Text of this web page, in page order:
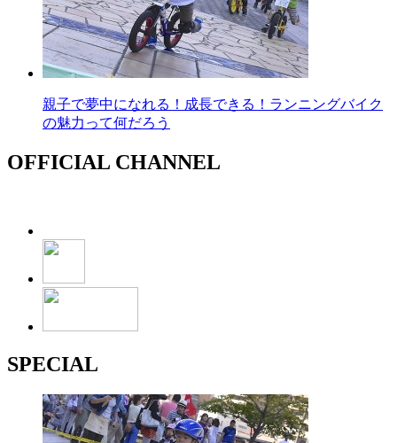
親子で夢中になれる！成長できる！ランニングバイク
の魅力って何だろう
OFFICIAL CHANNEL
SPECIAL